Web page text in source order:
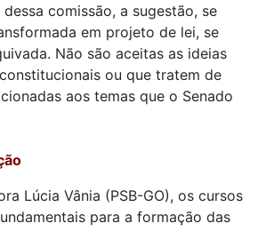
comissão, a sugestão, se
em projeto de lei, se
Não são aceitas as ideias
ou que tratem de
aos temas que o Senado
Lúcia Vânia (PSB-GO), os cursos
para a formação das